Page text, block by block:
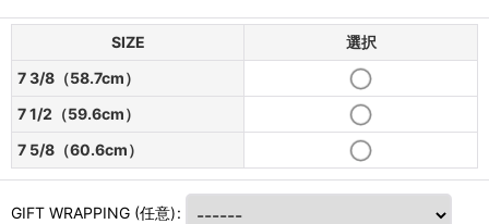
SIZE
選択
7 3/8（58.7cm）
7 1/2（59.6cm）
7 5/8（60.6cm）
GIFT WRAPPING (任意):